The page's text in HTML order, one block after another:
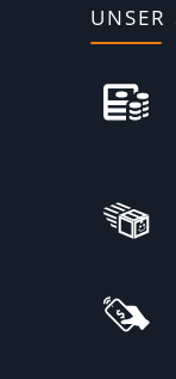
UNSER